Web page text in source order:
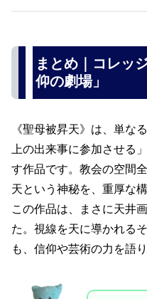
まとめ｜コレッ
仰の劇場」
《聖母被昇天》は、単な
上の出来事に参加させる
す作品です。教会の空間
天という神秘を、重厚な
この作品は、まさに天井
た。視線を天に導かれる
も、信仰や芸術の力を語